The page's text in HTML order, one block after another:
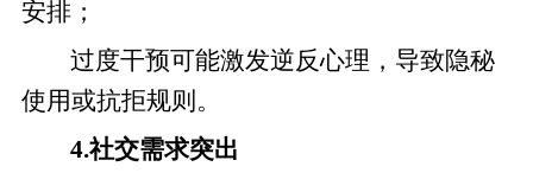
安排；
过度干预可能激发逆反心理，导致隐秘
使用或抗拒规则。
4.社交需求突出